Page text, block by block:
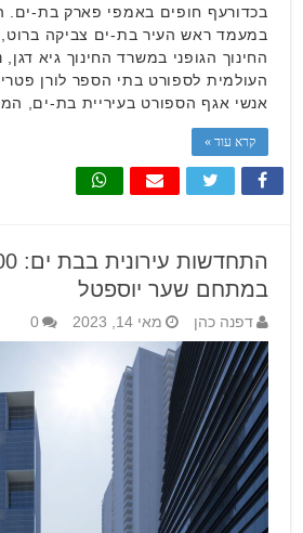
בכדורעף חופים באמפי פארק בת-ים.
במעמד ראש העיר בת-ים צביקה
החינוך הגופני במשרד החינוך גיא
העולמית לספורט בתי הספר לורן
אנשי אגף הספורט בעיריית בת-ים,
קרא עוד »
במתחם שער יוספטל
דפנה כהן מאי 14, 2023 0